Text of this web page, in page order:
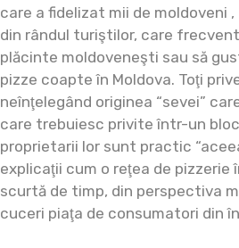
care a fidelizat mii de moldoveni
din rândul turiştilor, care
plăcinte moldoveneşti sau să
pizze coapte în Moldova. Toţi
neînţelegând originea “sevei”
care trebuiesc privite într-un
proprietarii lor sunt practic
explicaţii cum o reţea de
scurtă de timp, din perspectiva
cuceri piaţa de consumatori din